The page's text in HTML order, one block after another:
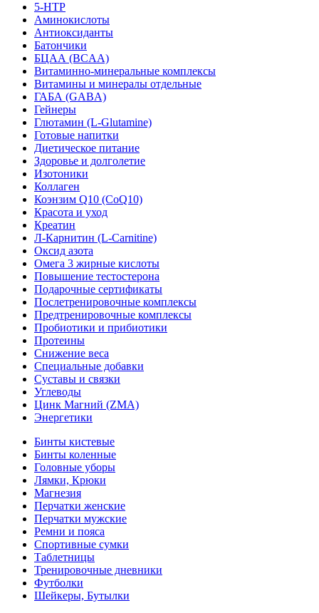
5-HTP
Аминокислоты
Антиоксиданты
Батончики
БЦАА (BCAA)
Витаминно-минеральные комплексы
Витамины и минералы отдельные
ГАБА (GABA)
Гейнеры
Глютамин (L-Glutamine)
Готовые напитки
Диетическое питание
Здоровье и долголетие
Изотоники
Коллаген
Коэнзим Q10 (CoQ10)
Красота и уход
Креатин
Л-Карнитин (L-Сarnitine)
Оксид азота
Омега 3 жирные кислоты
Повышение тестостерона
Подарочные сертификаты
Послетренировочные комплексы
Предтренировочные комплексы
Пробиотики и прибиотики
Протеины
Снижение веса
Специальные добавки
Суставы и связки
Углеводы
Цинк Магний (ZMA)
Энергетики
Бинты кистевые
Бинты коленные
Головные уборы
Лямки, Крюки
Магнезия
Перчатки женские
Перчатки мужские
Ремни и пояса
Спортивные сумки
Таблетницы
Тренировочные дневники
Футболки
Шейкеры, Бутылки